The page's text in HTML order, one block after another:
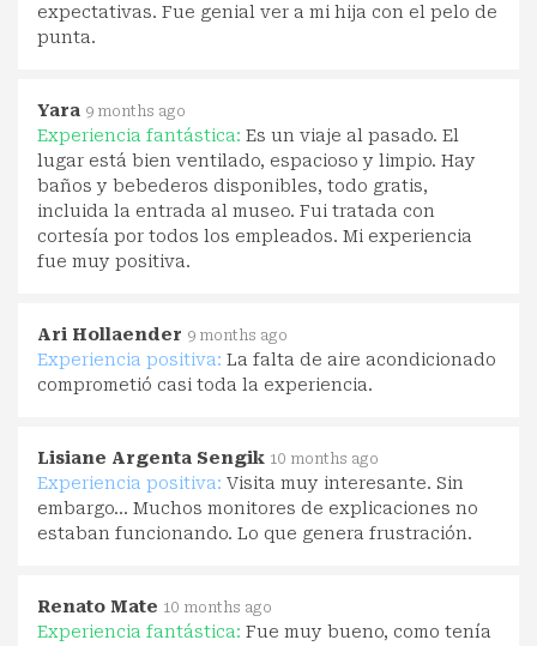
expectativas. Fue genial ver a mi hija con el pelo de
punta.
Yara 9 months ago
Experiencia fantástica: Es un viaje al pasado. El
lugar está bien ventilado, espacioso y limpio. Hay
baños y bebederos disponibles, todo gratis,
incluida la entrada al museo. Fui tratada con
cortesía por todos los empleados. Mi experiencia
fue muy positiva.
Ari Hollaender 9 months ago
Experiencia positiva: La falta de aire acondicionado
comprometió casi toda la experiencia.
Lisiane Argenta Sengik 10 months ago
Experiencia positiva: Visita muy interesante. Sin
embargo... Muchos monitores de explicaciones no
estaban funcionando. Lo que genera frustración.
Renato Mate 10 months ago
Experiencia fantástica: Fue muy bueno, como tenía